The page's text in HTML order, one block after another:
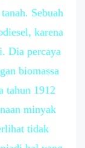
Sebuah
karena
Dia percaya
biomassa
tahun 1912
minyak
tidak